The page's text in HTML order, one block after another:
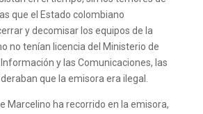
que el Estado colombiano
y decomisar los equipos de la
no tenían licencia del Ministerio de
y las Comunicaciones, las
que la emisora era ilegal.
Marcelino ha recorrido en la emisora,